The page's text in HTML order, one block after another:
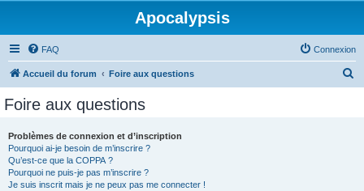
Apocalypsis
FAQ Connexion
Accueil du forum Foire aux questions
Foire aux questions
Problèmes de connexion et d’inscription
Pourquoi ai-je besoin de m’inscrire ?
Qu’est-ce que la COPPA ?
Pourquoi ne puis-je pas m’inscrire ?
Je suis inscrit mais je ne peux pas me connecter !